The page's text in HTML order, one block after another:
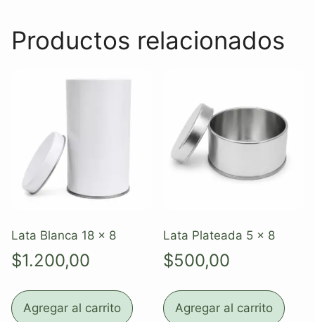
Productos relacionados
Lata Blanca 18 x 8
$1.200,00
Agregar al carrito
Lata Plateada 5 x 8
$500,00
Agregar al carrito